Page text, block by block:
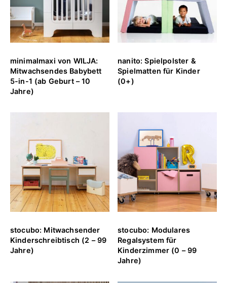
minimalmaxi von WILJA:
Mitwachsendes Babybett
5-in-1 (ab Geburt – 10
Jahre)
nanito: Spielpolster &
Spielmatten für Kinder
(0+)
stocubo: Mitwachsender
Kinderschreibtisch (2 – 99
Jahre)
stocubo: Modulares
Regalsystem für
Kinderzimmer (0 – 99
Jahre)